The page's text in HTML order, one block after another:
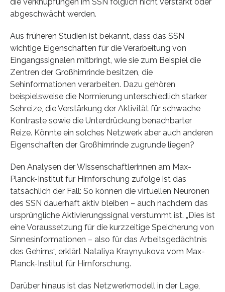
abgeschwächt werden.
Aus früheren Studien ist bekannt, dass das SSN
wichtige Eigenschaften für die Verarbeitung von
Eingangssignalen mitbringt, wie sie zum Beispiel die
Zentren der Großhirnrinde besitzen, die
Sehinformationen verarbeiten. Dazu gehören
beispielsweise die Normierung unterschiedlich starker
Sehreize, die Verstärkung der Aktivität für schwache
Kontraste sowie die Unterdrückung benachbarter
Reize. Könnte ein solches Netzwerk aber auch anderen
Eigenschaften der Großhirnrinde zugrunde liegen?
Den Analysen der Wissenschaftlerinnen am Max-
Planck-Institut für Hirnforschung zufolge ist das
tatsächlich der Fall: So können die virtuellen Neuronen
des SSN dauerhaft aktiv bleiben – auch nachdem das
ursprüngliche Aktivierungssignal verstummt ist. „Dies ist
eine Voraussetzung für die kurzzeitige Speicherung von
Sinnesinformationen – also für das Arbeitsgedächtnis
des Gehirns“, erklärt Nataliya Kraynyukova vom Max-
Planck-Institut für Hirnforschung.
Darüber hinaus ist das Netzwerkmodell in der Lage,